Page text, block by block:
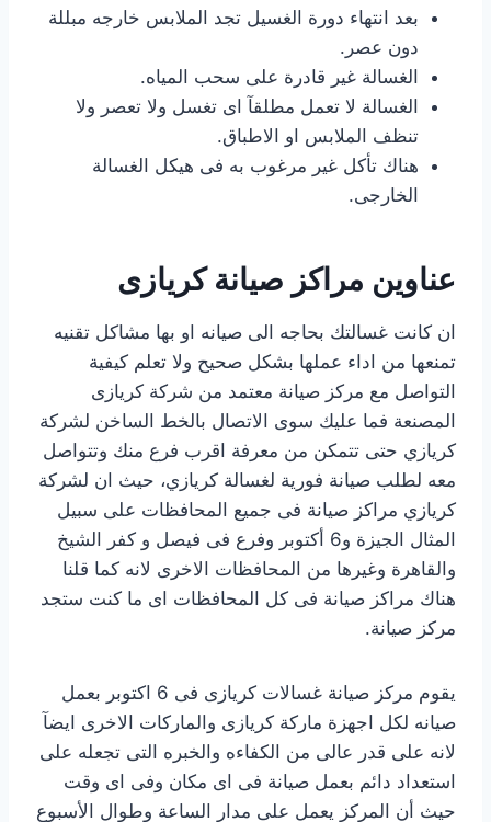
بعد انتهاء دورة الغسيل تجد الملابس خارجه مبللة
دون عصر.
الغسالة غير قادرة على سحب المياه.
الغسالة لا تعمل مطلقآ اى تغسل ولا تعصر ولا
تنظف الملابس او الاطباق.
هناك تأكل غير مرغوب به فى هيكل الغسالة
الخارجى.
عناوين مراكز صيانة كريازى
ان كانت غسالتك بحاجه الى صيانه او بها مشاكل تقنيه
تمنعها من اداء عملها بشكل صحيح ولا تعلم كيفية
التواصل مع مركز صيانة معتمد من شركة كريازى
المصنعة فما عليك سوى الاتصال بالخط الساخن لشركة
كريازي حتى تتمكن من معرفة اقرب فرع منك وتتواصل
معه لطلب صيانة فورية لغسالة كريازي، حيث ان لشركة
كريازي مراكز صيانة فى جميع المحافظات على سبيل
المثال الجيزة و6 أكتوبر وفرع فى فيصل و كفر الشيخ
والقاهرة وغيرها من المحافظات الاخرى لانه كما قلنا
هناك مراكز صيانة فى كل المحافظات اى ما كنت ستجد
مركز صيانة.
يقوم مركز صيانة غسالات كريازى فى 6 اكتوبر بعمل
صيانه لكل اجهزة ماركة كريازى والماركات الاخرى ايضآ
لانه على قدر عالى من الكفاءه والخبره التى تجعله على
استعداد دائم بعمل صيانة فى اى مكان وفى اى وقت
حيث أن المركز يعمل على مدار الساعة وطوال الأسبوع